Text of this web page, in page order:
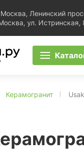
Ленинский
ул. Истринская,
Керамогранит